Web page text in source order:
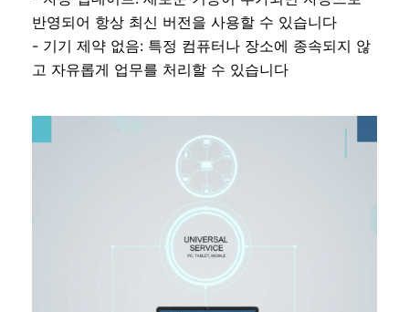
반영되어 항상 최신 버전을 사용할 수 있습니다
- 기기 제약 없음: 특정 컴퓨터나 장소에 종속되지 않
고 자유롭게 업무를 처리할 수 있습니다